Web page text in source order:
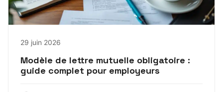
29 juin 2026
Modèle de lettre mutuelle obligatoire :
guide complet pour employeurs